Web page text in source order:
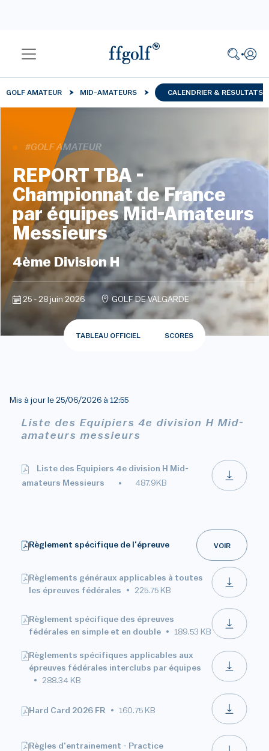
GOLF AMATEUR MID-AMATEURS CALENDRIER & RÉSULTATS
#GOLF AMATEUR
REPORT TBA -
Championnat de France
par équipes Mid-Amateurs
Messieurs
4ème Division H
25 - 28 juin 2026 GOLF DE VALGARDE
TABLEAU OFFICIEL SCORES
Mis à jour le 25/06/2026 à 12:55
Liste des Equipiers 4e division H Mid-
amateurs messieurs
Liste des Equipiers 4e division H Mid-
amateurs Messieurs
487.9KB
Règlement spécifique de l'épreuve VOIR
Règlements généraux applicables à toutes
les épreuves fédérales
225.75 KB
Règlement spécifique des épreuves
fédérales en simple et en double
189.53 KB
Règlements spécifiques applicables aux
épreuves fédérales interclubs par équipes
288.34 KB
Hard Card 2026 FR 160.75 KB
Règles d'entrainement - Practice